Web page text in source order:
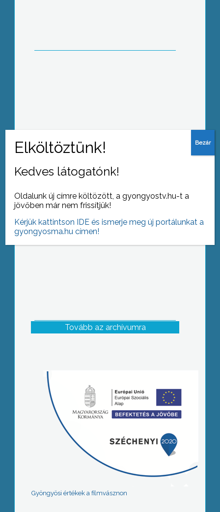
Az idei tanévben is több, mint 400
elszállásolni
Tovább az archívumra
Gyöngyösi értékek a filmvásznon
Kedves látogatónk!
Oldalunk új címre költözött, a gyongyostv.hu-t a
jövőben már nem frissítjük!
Kérjük kattintson IDE és ismerje meg új portálunkat a
gyongyosma.hu címen!